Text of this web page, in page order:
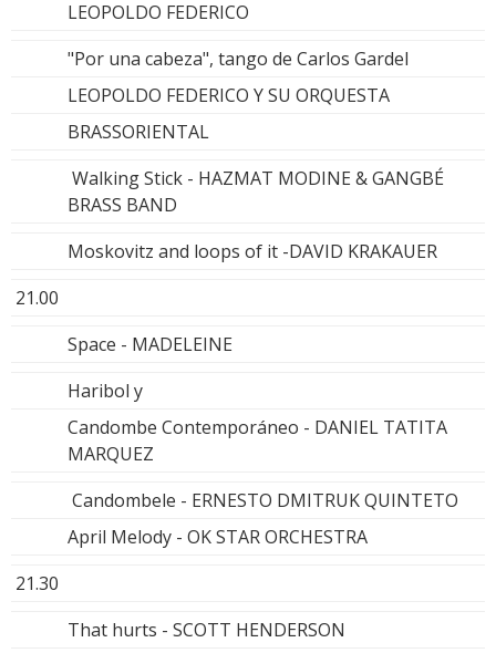
LEOPOLDO FEDERICO
"Por una cabeza", tango de Carlos Gardel
LEOPOLDO FEDERICO Y SU ORQUESTA
BRASSORIENTAL
Walking Stick - HAZMAT MODINE & GANGBÉ
BRASS BAND
Moskovitz and loops of it -DAVID KRAKAUER
21.00
Space - MADELEINE
Haribol y
Candombe Contemporáneo - DANIEL TATITA
MARQUEZ
Candombele - ERNESTO DMITRUK QUINTETO
April Melody - OK STAR ORCHESTRA
21.30
That hurts - SCOTT HENDERSON